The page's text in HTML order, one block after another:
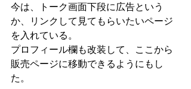
今は、トーク画面下段に広告という
か、リンクして見てもらいたいページ
を入れている。
プロフィール欄も改装して、ここから
販売ページに移動できるようにもし
た。